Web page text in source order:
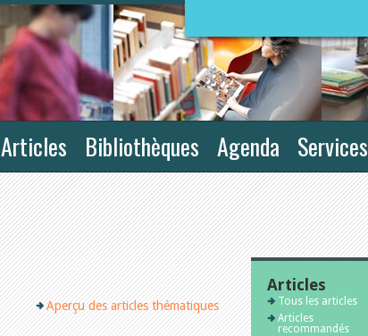
Articles Bibliothèques Agenda Services
Aperçu des articles thématiques
Articles
Tous les articles
Articles
recommandés